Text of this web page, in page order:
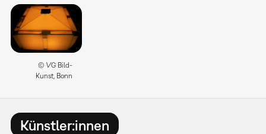
© VG Bild-
Kunst, Bonn
Künstler:innen